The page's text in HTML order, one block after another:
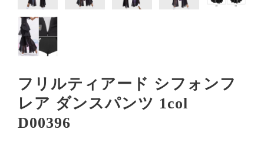
フリルティアード シフォンフ
レア ダンスパンツ 1col
D00396